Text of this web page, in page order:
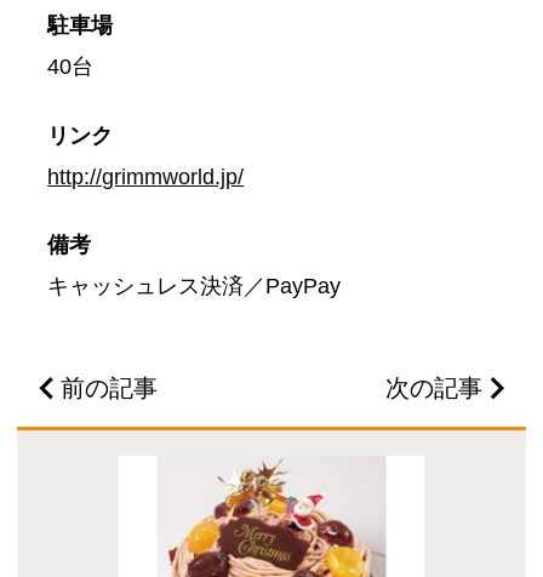
駐車場
40台
リンク
http://grimmworld.jp/
備考
キャッシュレス決済／PayPay
前の記事 次の記事